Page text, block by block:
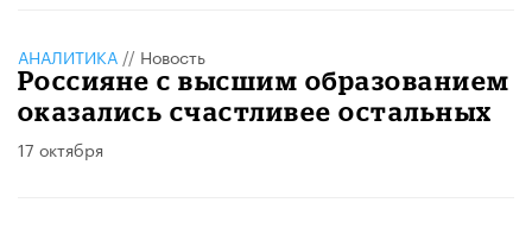
АНАЛИТИКА // Новость
Россияне с высшим образованием
оказались счастливее остальных
17 октября